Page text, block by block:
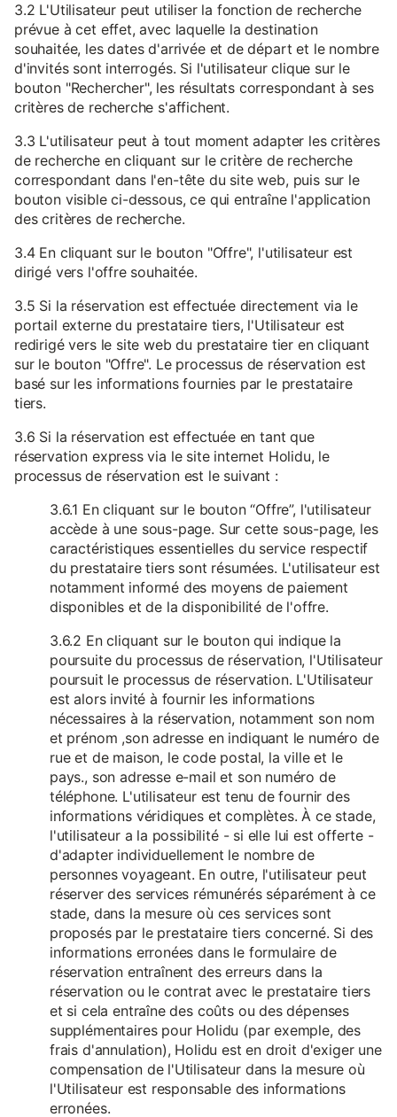
3.2 L'Utilisateur peut utiliser la fonction de recherche
prévue à cet effet, avec laquelle la destination
souhaitée, les dates d'arrivée et de départ et le nombre
d'invités sont interrogés. Si l'utilisateur clique sur le
bouton "Rechercher", les résultats correspondant à ses
critères de recherche s'affichent.
3.3 L'utilisateur peut à tout moment adapter les critères
de recherche en cliquant sur le critère de recherche
correspondant dans l'en-tête du site web, puis sur le
bouton visible ci-dessous, ce qui entraîne l'application
des critères de recherche.
3.4 En cliquant sur le bouton "Offre", l'utilisateur est
dirigé vers l'offre souhaitée.
3.5 Si la réservation est effectuée directement via le
portail externe du prestataire tiers, l'Utilisateur est
redirigé vers le site web du prestataire tier en cliquant
sur le bouton "Offre". Le processus de réservation est
basé sur les informations fournies par le prestataire
tiers.
3.6 Si la réservation est effectuée en tant que
réservation express via le site internet Holidu, le
processus de réservation est le suivant :
3.6.1 En cliquant sur le bouton “Offre”, l'utilisateur
accède à une sous-page. Sur cette sous-page, les
caractéristiques essentielles du service respectif
du prestataire tiers sont résumées. L'utilisateur est
notamment informé des moyens de paiement
disponibles et de la disponibilité de l'offre.
3.6.2 En cliquant sur le bouton qui indique la
poursuite du processus de réservation, l'Utilisateur
poursuit le processus de réservation. L'Utilisateur
est alors invité à fournir les informations
nécessaires à la réservation, notamment son nom
et prénom ,son adresse en indiquant le numéro de
rue et de maison, le code postal, la ville et le
pays., son adresse e-mail et son numéro de
téléphone. L'utilisateur est tenu de fournir des
informations véridiques et complètes. À ce stade,
l'utilisateur a la possibilité - si elle lui est offerte -
d'adapter individuellement le nombre de
personnes voyageant. En outre, l'utilisateur peut
réserver des services rémunérés séparément à ce
stade, dans la mesure où ces services sont
proposés par le prestataire tiers concerné. Si des
informations erronées dans le formulaire de
réservation entraînent des erreurs dans la
réservation ou le contrat avec le prestataire tiers
et si cela entraîne des coûts ou des dépenses
supplémentaires pour Holidu (par exemple, des
frais d'annulation), Holidu est en droit d'exiger une
compensation de l'Utilisateur dans la mesure où
l'Utilisateur est responsable des informations
erronées.